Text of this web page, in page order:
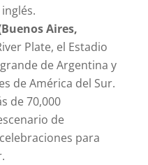
Aires,
Plate, el Estadio
de Argentina y
de América del Sur.
de 70,000
de
para